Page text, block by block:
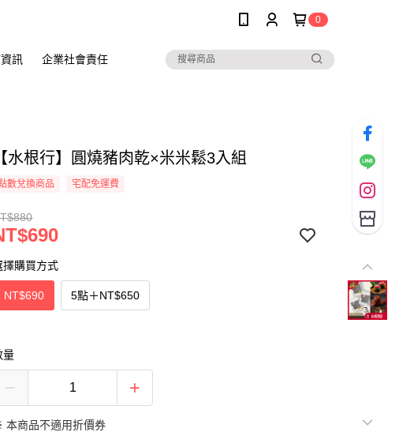
0
訊 企業社會責任
【水根行】圓燒豬肉乾×米米鬆3入組
數兌換商品 宅配免運費
擇購買方式
NT$690 5點＋NT$650
量
本商品不適用折價券